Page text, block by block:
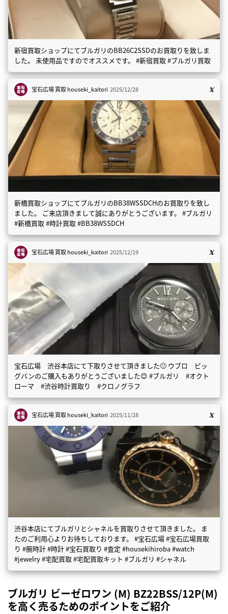
新宿買取ショップにてブルガリのBB26C2SSDのお買取りを致しま
した。 未使用品ですのでオススメです。 #新宿買取 #ブルガリ買取
宝石広場 買取houseki_kaitori 2025/12/28
新橋買取ショップにてブルガリのBB38WSSDCHのお買取りを致し
ました。 ご来店頂きまして誠にありがとうございます。 #ブルガリ
#新橋買取 #時計買取 #BB38WSSDCH
宝石広場 買取houseki_kaitori 2025/12/19
宝石広場 渋谷本店にて下取りさせて頂きました🙂 ウブロ ビッ
グバンのご購入もありがとうございました😊 #ブルガリ #オクト
ローマ #渋谷時計買取り #クロノグラフ
宝石広場 買取houseki_kaitori 2025/11/28
渋谷本店にてブルガリとシャネルを買取りさせて頂きました。 ま
たのご利用心よりお待ちしております。 #宝石広場 #宝石広場買取
り #腕時計 #時計 #宝石買取り #査定 #housekihiroba #watch
#jewelry #宅配買取 #宅配買取キット #ブルガリ #シャネル
ブルガリ ビーゼロワン (M) BZ22BSS/12P(M)
を高く売るためのポイントをご紹介